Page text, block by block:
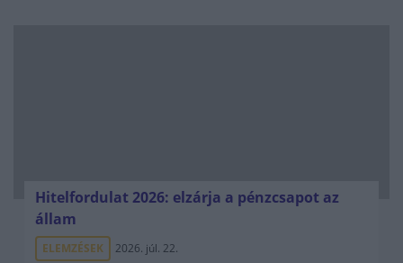
Hitelfordulat 2026: elzárja a pénzcsapot az
állam
ELEMZÉSEK 2026. júl. 22.